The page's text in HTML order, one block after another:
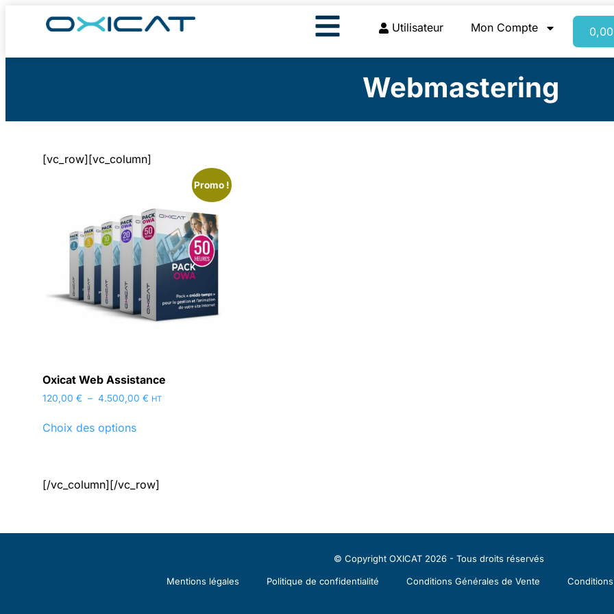
Utilisateur Mon Compte 0,00
Webmastering
[vc_row][vc_column]
Promo !
Oxicat Web Assistance
120,00 € – 4.500,00 € HT
Choix des options
[/vc_column][/vc_row]
© Copyright OXICAT 2026 - Tous droits réservés
Mentions légales Politique de confidentialité Conditions Générales de Vente